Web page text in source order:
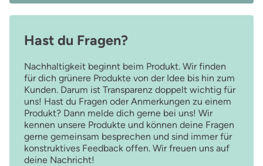
Hast du Fragen?
Nachhaltigkeit beginnt beim Produkt. Wir finden
für dich grünere Produkte von der Idee bis hin zum
Kunden. Darum ist Transparenz doppelt wichtig für
uns! Hast du Fragen oder Anmerkungen zu einem
Produkt? Dann melde dich gerne bei uns! Wir
kennen unsere Produkte und können deine Fragen
gerne gemeinsam besprechen und sind immer für
konstruktives Feedback offen. Wir freuen uns auf
deine Nachricht!